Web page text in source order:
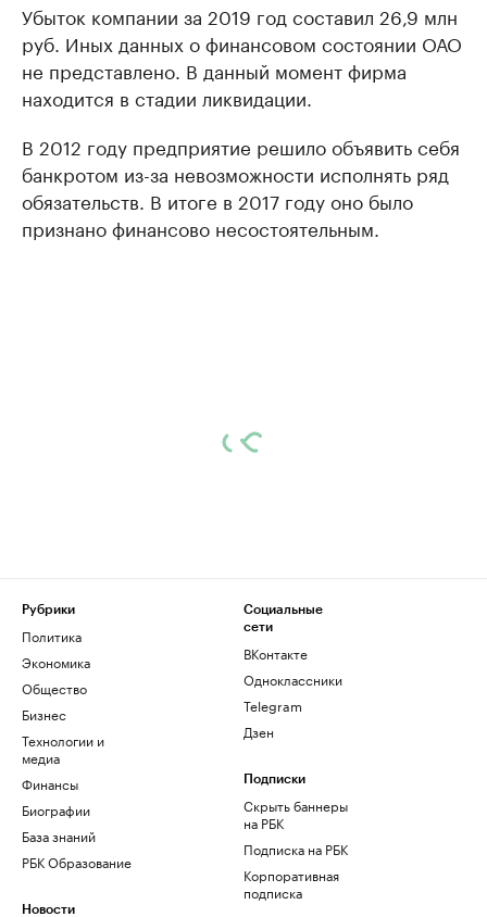
Убыток компании за 2019 год составил 26,9 млн
руб. Иных данных о финансовом состоянии ОАО
не представлено. В данный момент фирма
находится в стадии ликвидации.
В 2012 году предприятие решило объявить себя
банкротом из-за невозможности исполнять ряд
обязательств. В итоге в 2017 году оно было
признано финансово несостоятельным.
Рубрики
Политика
Экономика
Общество
Бизнес
Технологии и
медиа
Финансы
Биографии
База знаний
РБК Образование
Новости
Социальные
сети
ВКонтакте
Одноклассники
Telegram
Дзен
Подписки
Скрыть баннеры
на РБК
Подписка на РБК
Корпоративная
подписка